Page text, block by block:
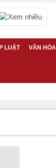
Xem nhiều
LUẬT VĂN HÓA